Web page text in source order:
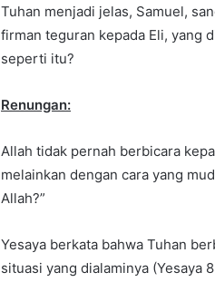
Tuhan menjadi jelas, Samuel,
firman teguran kepada Eli, yang
seperti itu?
Renungan:
Allah tidak pernah berbicara
melainkan dengan cara yang
Allah?”
Yesaya berkata bahwa Tuhan
situasi yang dialaminya (Yesaya